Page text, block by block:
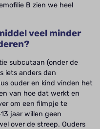
B zien we heel
veel minder
subcutaan (onder de
iets anders dan
ouder en kind vinden het
van hoe dat werkt en
om een filmpje te
jaar willen geen
over de streep. Ouders